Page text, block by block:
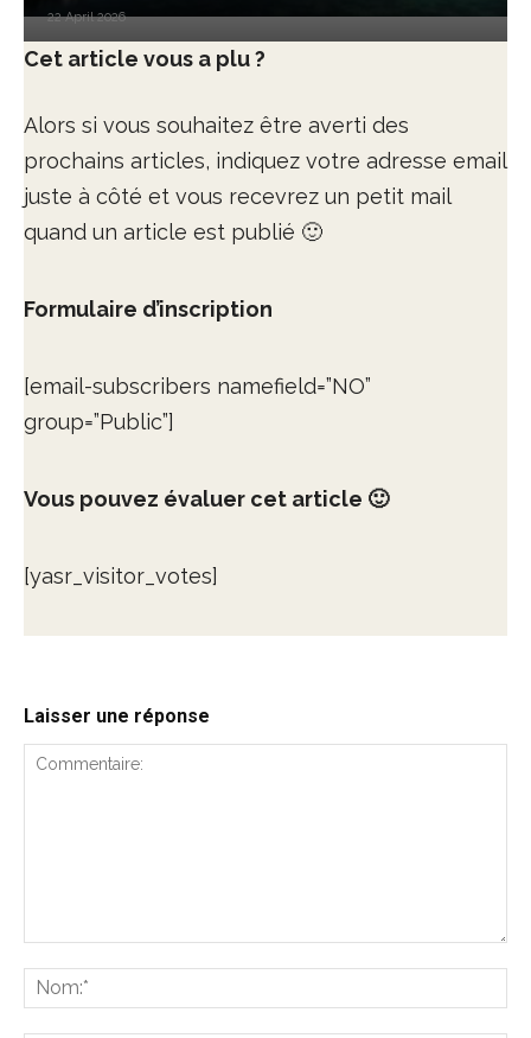
22 April 2026
Cet article vous a plu ?
Alors si vous souhaitez être averti des
prochains articles, indiquez votre adresse email
juste à côté et vous recevrez un petit mail
quand un article est publié 🙂
Formulaire d’inscription
[email-subscribers namefield=”NO”
group=”Public”]
Vous pouvez évaluer cet article 🙂
[yasr_visitor_votes]
Laisser une réponse